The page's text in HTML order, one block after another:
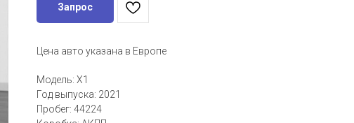
Запрос
Цена авто указана в Европе
Модель: X1
Год выпуска: 2021
Пробег: 44224